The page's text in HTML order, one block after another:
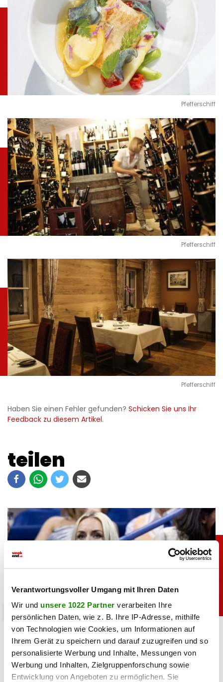
Verantwortungsvoller Umgang mit Ihren Daten
Wir und unsere 1022 Partner verarbeiten Ihre
persönlichen Daten, wie z. B. Ihre IP-Adresse, mithilfe
von Technologien wie Cookies, um Informationen auf
Ihrem Gerät zu speichern und darauf zuzugreifen und so
personalisierte Werbung und Inhalte, Messungen von
Werbung und Inhalten, Zielgruppenforschung sowie
Entwicklung von Angeboten zu ermöglichen. Sie
Pfefferschiff
Pfefferschiff
Pfefferschiff
Haben Sie einen Fehler gefunden? Schicken Sie uns Ihr
Feedback zu diesem Artikel.
teilen
sport
Heiß: Lindsey Vonn zeigt Traumfigur im Urlaub
06.08.2026 UM 09:28, JOVANA BOROJEVIC
Lindsey Vonn begeistert mit einem neuen Urlaubsfoto. Im